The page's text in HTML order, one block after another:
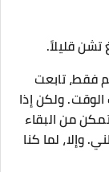
قليلاً.
فقط، تابعت
ولكن إذا
من البقاء
وإلا، لما كنا